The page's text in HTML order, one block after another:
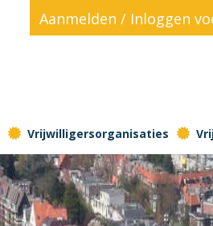
Aanmelden / Inloggen
Vrijwilligersorganisaties